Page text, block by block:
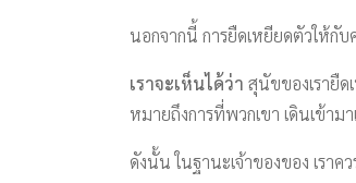
นอกจากนี้ การยืดเหยียดตัวให้
เราจะเห็นได้ว่า สุนัขของเรายืด
หมายถึงการที่พวกเขา เดินเข้าม
ดังนั้น ในฐานะเจ้าของของ เรา